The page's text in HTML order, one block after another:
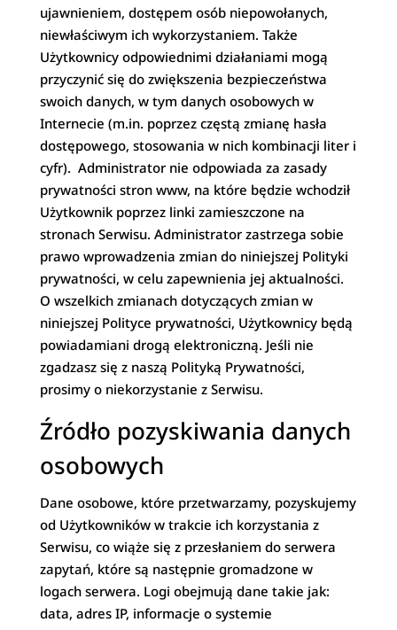
ujawnieniem, dostępem osób niepowołanych,
niewłaściwym ich wykorzystaniem. Także
Użytkownicy odpowiednimi działaniami mogą
przyczynić się do zwiększenia bezpieczeństwa
swoich danych, w tym danych osobowych w
Internecie (m.in. poprzez częstą zmianę hasła
dostępowego, stosowania w nich kombinacji liter i
cyfr). Administrator nie odpowiada za zasady
prywatności stron www, na które będzie wchodził
Użytkownik poprzez linki zamieszczone na
stronach Serwisu. Administrator zastrzega sobie
prawo wprowadzenia zmian do niniejszej Polityki
prywatności, w celu zapewnienia jej aktualności.
O wszelkich zmianach dotyczących zmian w
niniejszej Polityce prywatności, Użytkownicy będą
powiadamiani drogą elektroniczną. Jeśli nie
zgadzasz się z naszą Polityką Prywatności,
prosimy o niekorzystanie z Serwisu.
Źródło pozyskiwania danych
osobowych
Dane osobowe, które przetwarzamy, pozyskujemy
od Użytkowników w trakcie ich korzystania z
Serwisu, co wiąże się z przesłaniem do serwera
zapytań, które są następnie gromadzone w
logach serwera. Logi obejmują dane takie jak:
data, adres IP, informacje o systemie